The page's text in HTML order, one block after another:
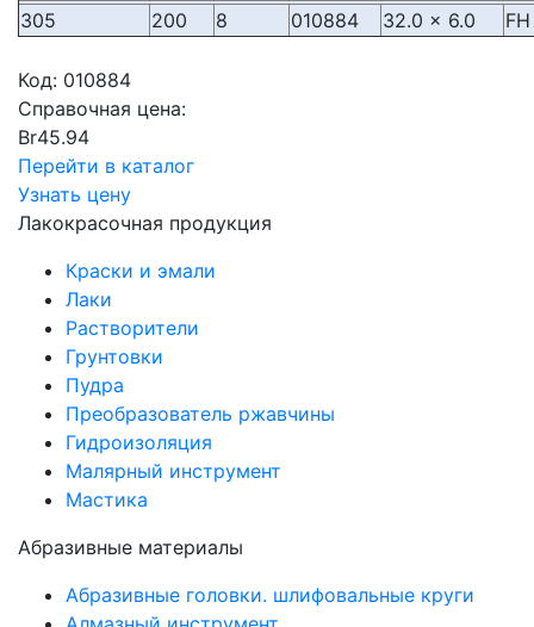
305
200 8 010884 32.0 x 6.0
Код: 010884
Справочная цена:
Br45.94
Перейти в каталог
Узнать цену
Лакокрасочная продукция
Краски и эмали
Лаки
Растворители
Грунтовки
Пудра
Преобразователь ржавчины
Гидроизоляция
Малярный инструмент
Мастика
Абразивные материалы
Абразивные головки. шлифовальные круги